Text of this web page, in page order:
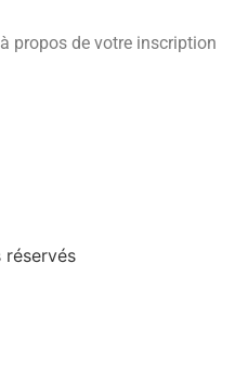
propos de votre inscription
réservés